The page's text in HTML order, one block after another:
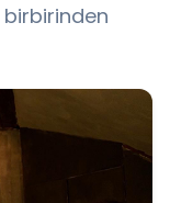
birbirinden